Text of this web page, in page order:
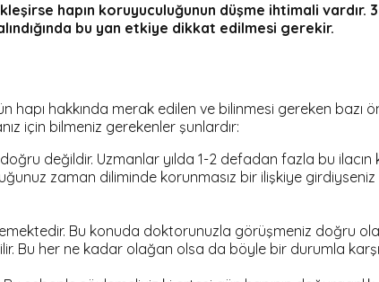
hapın koruyuculuğunun düşme ihtimali vardır.
bu yan etkiye dikkat edilmesi gerekir.
hakkında merak edilen ve bilinmesi gereken bazı
için bilmeniz gerekenler şunlardır:
değildir. Uzmanlar yılda 1-2 defadan fazla bu ilacın
zaman diliminde korunmasız bir ilişkiye
Bu konuda doktorunuzla görüşmeniz doğru
Bu her ne kadar olağan olsa da böyle bir durumla karşı